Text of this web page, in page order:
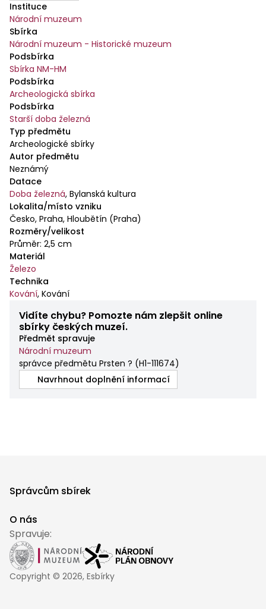
Instituce
Národní muzeum
Sbírka
Národní muzeum - Historické muzeum
Podsbírka
Sbírka NM-HM
Podsbírka
Archeologická sbírka
Podsbírka
Starší doba železná
Typ předmětu
Archeologické sbírky
Autor předmětu
Neznámý
Datace
Doba železná, Bylanská kultura
Lokalita/místo vzniku
Česko, Praha, Hloubětín (Praha)
Rozměry/velikost
Průměr: 2,5 cm
Materiál
Železo
Technika
Kování, Kování
Vidíte chybu? Pomozte nám zlepšit online
sbírky českých muzeí.
Předmět spravuje
Národní muzeum
správce předmětu Prsten ? (H1-111674)
Navrhnout doplnění informací
Správcům sbírek
O nás
Spravuje:
Copyright © 2026, Esbírky